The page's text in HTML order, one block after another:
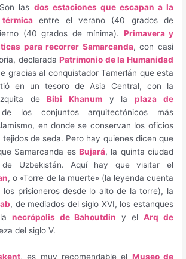
las dos estaciones que escapan a la
entre el verano (40 grados de
(40 grados de mínima). Primavera y
para recorrer Samarcanda, con casi
declaradaPatrimonio de la Humanidad
gracias al conquistador Tamerlán que esta
en un tesoro de Asia Central, con la
deBibi Khanum y laplaza de
los conjuntos arquitectónicos más
en donde se conservan los oficios
tejidos de seda. Pero hay quienes dicen que
Samarcanda es Bujará, la quinta ciudad
de Uzbekistán. Aquí hay que visitar el
, o «Torre de la muerte» (la leyenda cuenta
los prisioneros desde lo alto de la torre), la
, de mediados del siglo XVI, los estanques
necrópolis de Bahoutdin y elArq de
del siglo V.
, es muy recomendable el Museo de